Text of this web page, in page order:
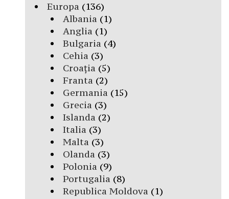
Europa (136)
Albania (1)
Anglia (1)
Bulgaria (4)
Cehia (3)
Croația (5)
Franta (2)
Germania (15)
Grecia (3)
Islanda (2)
Italia (3)
Malta (3)
Olanda (3)
Polonia (9)
Portugalia (8)
Republica Moldova (1)